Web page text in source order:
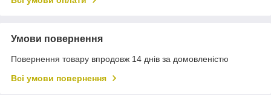
Умови повернення
Повернення товару впродовж 14 днів за домовленістю
Всі умови повернення